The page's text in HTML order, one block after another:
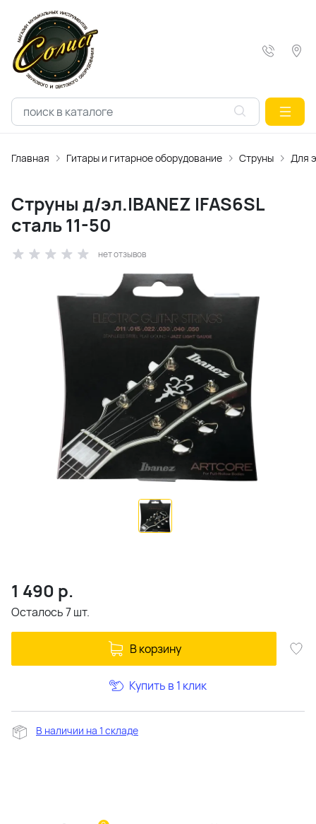
Главная Гитары и гитарное оборудование Струны Для
Струны д/эл.IBANEZ IFAS6SL
сталь 11-50
нет отзывов
1 490 р.
Осталось 7 шт.
В корзину
Купить в 1 клик
В наличии на 1 складе